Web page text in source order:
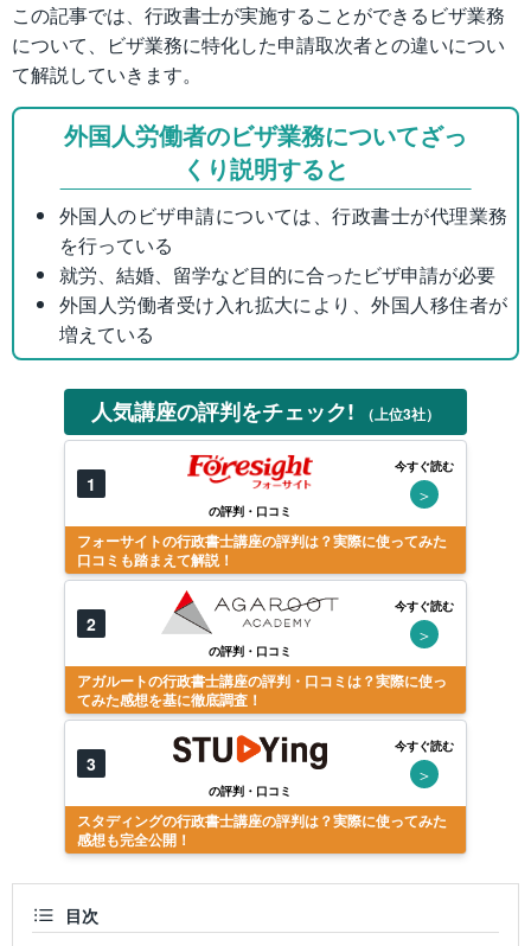
この記事では、行政書士が実施することができるビザ業務
について、ビザ業務に特化した申請取次者との違いについ
て解説していきます。
外国人労働者のビザ業務についてざっ
くり説明すると
外国人のビザ申請については、行政書士が代理業務
を行っている
就労、結婚、留学など目的に合ったビザ申請が必要
外国人労働者受け入れ拡大により、外国人移住者が
増えている
人気講座の評判をチェック! （上位3社）
1
の評判・口コミ
今すぐ読む
＞
フォーサイトの行政書士講座の評判は？実際に使ってみた
口コミも踏まえて解説！
2
の評判・口コミ
今すぐ読む
＞
アガルートの行政書士講座の評判・口コミは？実際に使っ
てみた感想を基に徹底調査！
3
の評判・口コミ
今すぐ読む
＞
スタディングの行政書士講座の評判は？実際に使ってみた
感想も完全公開！
目次